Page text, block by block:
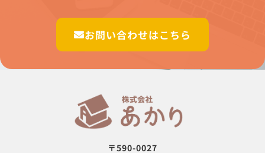
お問い合わせはこちら
〒590-0027